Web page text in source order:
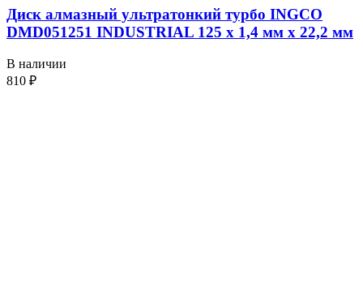
Диск алмазный ультратонкий турбо INGCO
DMD051251 INDUSTRIAL 125 х 1,4 мм x 22,2 мм
В наличии
810 ₽